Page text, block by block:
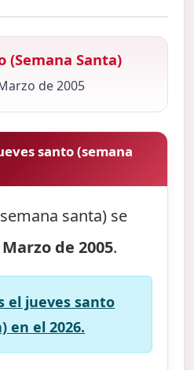
(Semana Santa)
de 2005
santo (semana
santa) se
de 2005.
el jueves santo
en el 2026.